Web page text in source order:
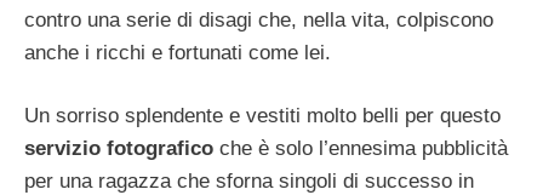
contro una serie di disagi che, nella vita, colpiscono
anche i ricchi e fortunati come lei.
Un sorriso splendente e vestiti molto belli per questo
servizio fotografico che è solo l’ennesima pubblicità
per una ragazza che sforna singoli di successo in